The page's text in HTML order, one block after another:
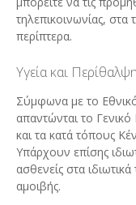
τηλεπικοινωνίας, στα
περίπτερα.
Υγεία και Περίθαλψη
Σύμφωνα με το
απαντώνται το
και τα κατά τόπους
Υπάρχουν επίσης
ασθενείς στα
αμοιβής.